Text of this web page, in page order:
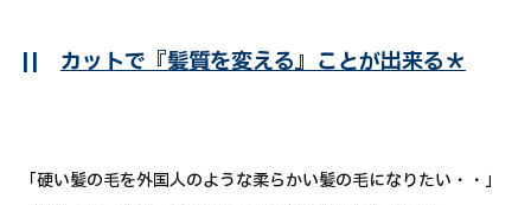
|| カットで『髪質を変える』ことが出来る＊
「硬い髪の毛を外国人のような柔らかい髪の毛になりたい・・」